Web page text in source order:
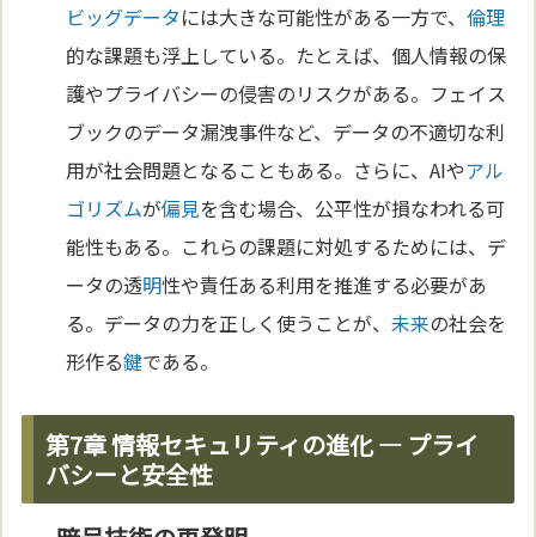
ビッグデータには大きな可能性がある一方で、倫理
的な課題も浮上している。たとえば、個人情報の保
護やプライバシーの侵害のリスクがある。フェイス
ブックのデータ漏洩事件など、データの不適切な利
用が社会問題となることもある。さらに、AIやアル
ゴリズムが偏見を含む場合、公平性が損なわれる可
能性もある。これらの課題に対処するためには、デ
ータの透明性や責任ある利用を推進する必要があ
る。データの力を正しく使うことが、未来の社会を
形作る鍵である。
第7章 情報セキュリティの進化 — プライ
バシーと安全性